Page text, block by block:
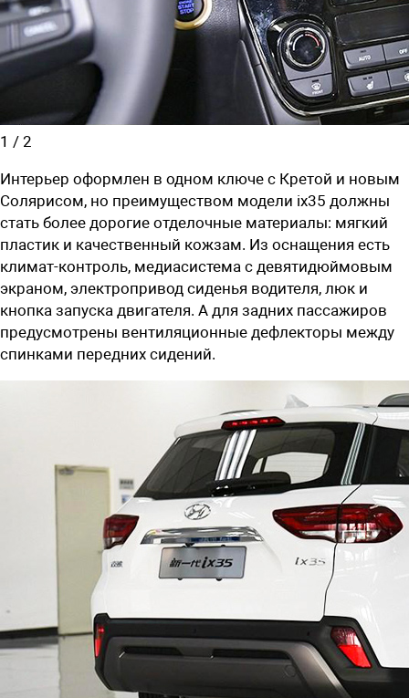
1 / 2
Интерьер оформлен в одном ключе с Кретой и новым
Солярисом, но преимуществом модели ix35 должны
стать более дорогие отделочные материалы: мягкий
пластик и качественный кожзам. Из оснащения есть
климат-контроль, медиасистема с девятидюймовым
экраном, электропривод сиденья водителя, люк и
кнопка запуска двигателя. А для задних пассажиров
предусмотрены вентиляционные дефлекторы между
спинками передних сидений.